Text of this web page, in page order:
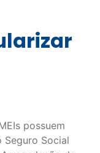
possuem
Social